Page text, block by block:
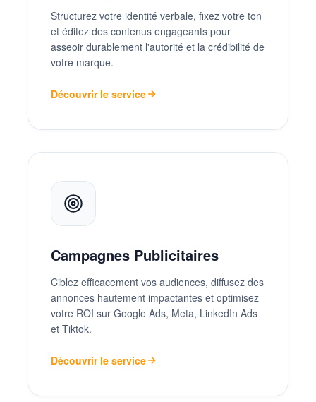
Structurez votre identité verbale, fixez votre ton
et éditez des contenus engageants pour
asseoir durablement l'autorité et la crédibilité de
votre marque.
Découvrir le service
Campagnes Publicitaires
Ciblez efficacement vos audiences, diffusez des
annonces hautement impactantes et optimisez
votre ROI sur Google Ads, Meta, LinkedIn Ads
et Tiktok.
Découvrir le service